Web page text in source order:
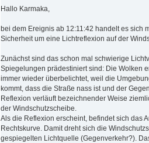
Hallo Karmaka,
bei dem Ereignis ab 12:11:42 handelt es sich
Sicherheit um eine Lichtreflexion auf der
Zunächst sind das schon mal schwierige
Spiegelungen prädestiniert sind: Die Wolken
immer wieder überbelichtet, weil die
kommt, dass die Straße nass ist und der
Reflexion verläuft bezeichnender Weise
der Windschutzscheibe.
Als die Reflexion erscheint, befindet sich das
Rechtskurve. Damit dreht sich die
gespiegelten Lichtquelle (Gegenverkehr?).